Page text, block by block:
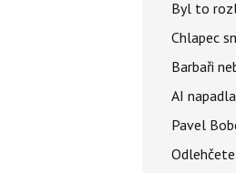
Byl to
Chlapec
Barbaři
AI
Pavel